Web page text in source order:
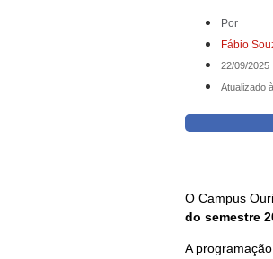
Por
Fábio
22/09/2025
Atualizado
O Campus
do semestre
A